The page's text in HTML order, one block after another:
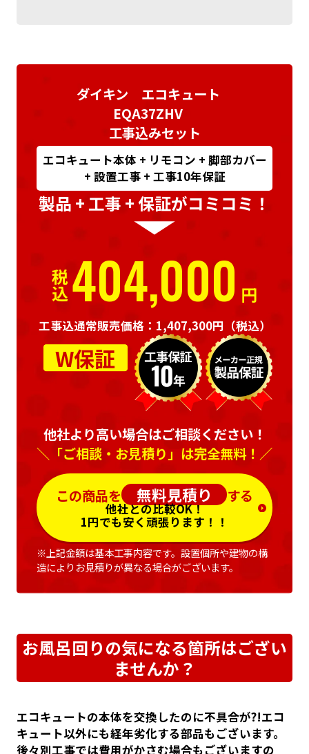
ダイキン エコキュート
EQA37ZHV
工事込みセット
エコキュート本体 + リモコン + 脚部カバー
+ 設置工事 + 工事10年保証
製品 + 工事 + 保証がコミコミ！
W保証
税込404,000 円
工事込通常販売価格：1,407,300円 （税込）
他社より高い場合はご相談ください！
＼「ご相談・お見積り」は完全無料！／
この商品を 無料見積り する
他社との比較OK！
1円でも安く頑張ります！！
※上記金額は基本工事内容です。設置個所や建物の構
造によりお見積りが異なる場合がございます。
お風呂回りの気になる箇所はござい
ませんか？
エコキュートの本体を交換したのに不具合が?!エコ
キュート以外にも経年劣化する部品もございます。
後々別工事では費用がかさむ場合もございますの